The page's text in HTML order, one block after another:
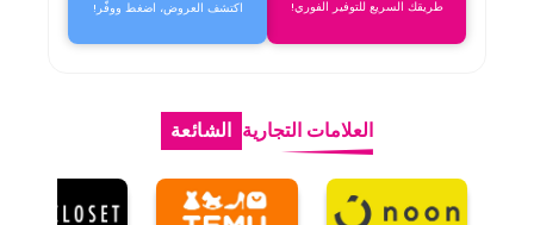
طريقك السريع للتوفير الفوري! اكتشف العروض، اضغط ووفّر!
الشائعة العلامات التجارية